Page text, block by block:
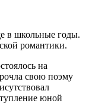
в школьные годы.
романтики.
на
свою поэму
юной